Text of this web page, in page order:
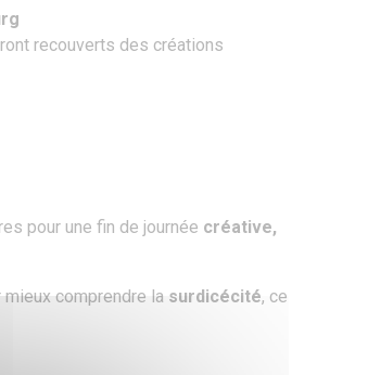
recouverts des créations
pour une fin de journée créative,
comprendre la surdicécité, ce